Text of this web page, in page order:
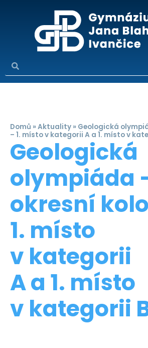
Domů »Aktuality » Geologická
– 1. místo v kategorii A a 1. místo v
Geologická
olympiáda
okresní
1. místo
v kategorii
A a 1. místo
v kategorii